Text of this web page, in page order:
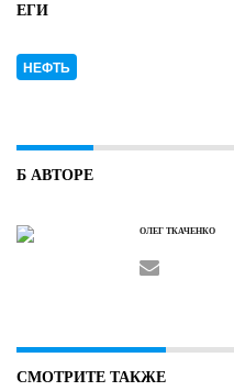
ЕГИ
НЕФТЬ
Б АВТОРЕ
ОЛЕГ ТКАЧЕНКО
СМОТРИТЕ ТАКЖЕ